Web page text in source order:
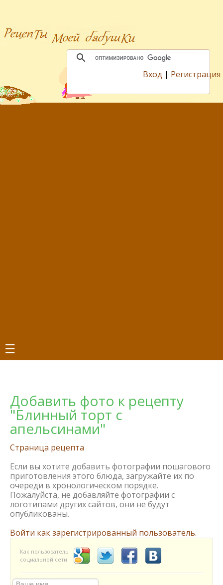
Вход | Регистрация
☰
Добавить фото к рецепту
"Блинный торт с
апельсинами"
Страница рецепта
Если вы хотите добавить фотографии пошагового
приготовления этого блюда, загружайте их по
очереди в хронологическом порядке.
Пожалуйста, не добавляйте фотографии с
логотипами других сайтов, они не будут
опубликованы.
Войти как зарегистрированный пользователь.
Как пользователь
социальной сети